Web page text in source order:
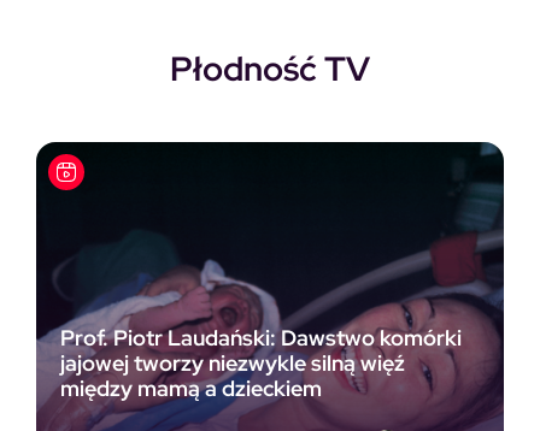
Płodność TV
Prof. Piotr Laudański: Dawstwo komórki
jajowej tworzy niezwykle silną więź
między mamą a dzieckiem